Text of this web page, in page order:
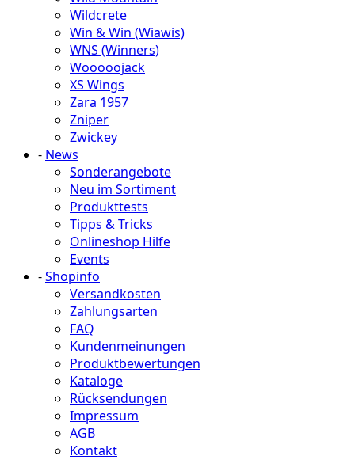
Wildcrete
Win & Win (Wiawis)
WNS (Winners)
Wooooojack
XS Wings
Zara 1957
Zniper
Zwickey
- News
Sonderangebote
Neu im Sortiment
Produkttests
Tipps & Tricks
Onlineshop Hilfe
Events
-Shopinfo
Versandkosten
Zahlungsarten
FAQ
Kundenmeinungen
Produktbewertungen
Kataloge
Rücksendungen
Impressum
AGB
Kontakt